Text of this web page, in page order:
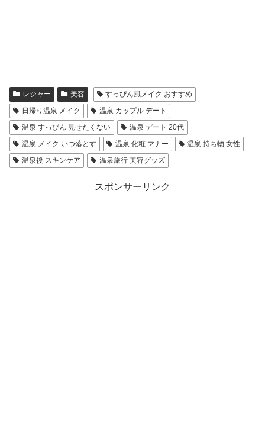
レジャー 美容
すっぴん風メイク おすすめ
日帰り温泉 メイク
温泉 カップル デート
温泉 すっぴん 見せたくない
温泉 デート 20代
温泉 メイク いつ落とす
温泉 化粧 マナー
温泉 持ち物 女性
温泉後 スキンケア
温泉旅行 美容グッズ
スポンサーリンク